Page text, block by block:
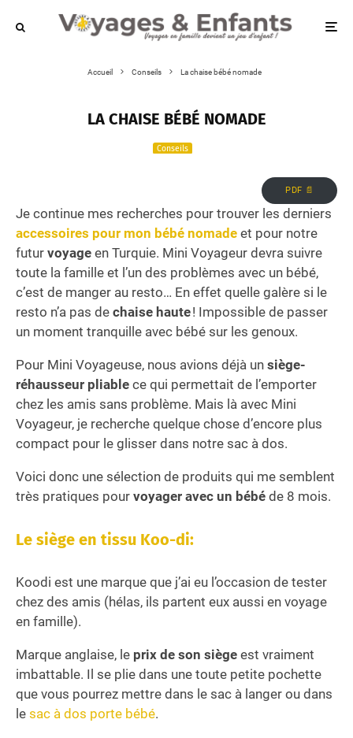
Accueil Conseils La chaise bébé nomade
LA CHAISE BÉBÉ NOMADE
Conseils
PDF 📄
Je continue mes recherches pour trouver les derniers
accessoires pour mon bébé nomade et pour notre
futur voyage en Turquie. Mini Voyageur devra suivre
toute la famille et l’un des problèmes avec un bébé,
c’est de manger au resto… En effet quelle galère si le
resto n’a pas de chaise haute! Impossible de passer
un moment tranquille avec bébé sur les genoux.
Pour Mini Voyageuse, nous avions déjà un siège-
réhausseur pliable ce qui permettait de l’emporter
chez les amis sans problème. Mais là avec Mini
Voyageur, je recherche quelque chose d’encore plus
compact pour le glisser dans notre sac à dos.
Voici donc une sélection de produits qui me semblent
très pratiques pour voyager avec un bébé de 8 mois.
Le siège en tissu Koo-di:
Koodi est une marque que j’ai eu l’occasion de tester
chez des amis (hélas, ils partent eux aussi en voyage
en famille).
Marque anglaise, le prix de son siège est vraiment
imbattable. Il se plie dans une toute petite pochette
que vous pourrez mettre dans le sac à langer ou dans
le sac à dos porte bébé.